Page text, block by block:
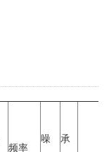
频率
噪
承